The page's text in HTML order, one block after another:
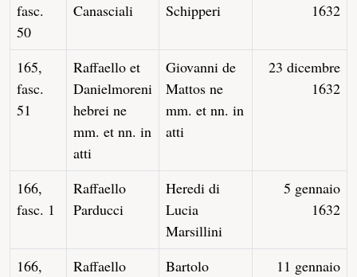
fasc.
50
Canasciali
Schipperi
1632
165,
fasc.
51
Raffaello et
Danielmoreni
hebrei ne
mm. et nn. in
atti
Giovanni de
Mattos ne
mm. et nn. in
atti
23 dicembre
1632
166,
fasc. 1
Raffaello
Parducci
Heredi di
Lucia
Marsillini
5 gennaio
1632
166,
Raffaello
Bartolo
11 gennaio